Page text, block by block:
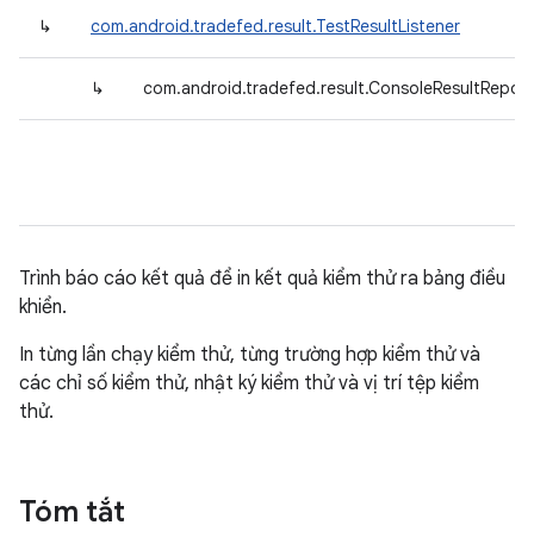
↳ com.android.tradefed.result.TestResultListener
↳
Trình báo cáo kết quả để in kết quả kiểm thử ra bảng điều
khiển.
In từng lần chạy kiểm thử, từng trường hợp kiểm thử và
các chỉ số kiểm thử, nhật ký kiểm thử và vị trí tệp kiểm
thử.
Tóm tắt